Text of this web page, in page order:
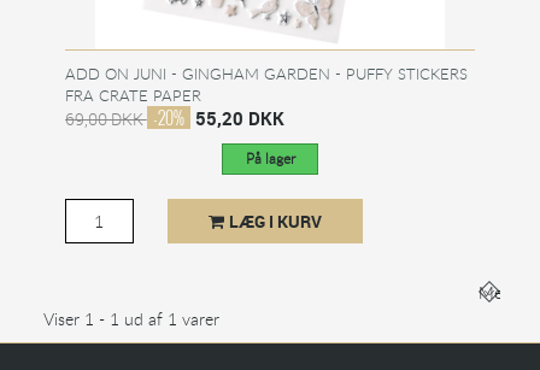
Mere
ADD ON JUNI - GINGHAM GARDEN - PUFFY STICKERS
FRA CRATE PAPER
69,00 DKK -20% 55,20 DKK
På lager
LÆG I KURV
Viser 1 - 1 ud af 1 varer